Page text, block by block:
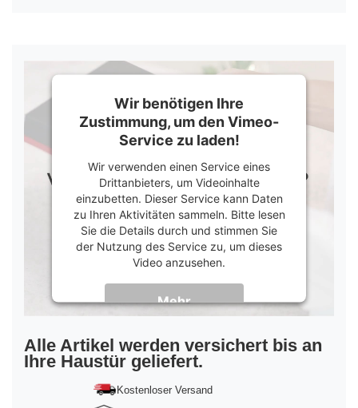
Wir benötigen Ihre
Zustimmung, um den Vimeo-
Service zu laden!
Wir verwenden einen Service eines
Drittanbieters, um Videoinhalte
einzubetten. Dieser Service kann Daten
zu Ihren Aktivitäten sammeln. Bitte lesen
Sie die Details durch und stimmen Sie
der Nutzung des Service zu, um dieses
Video anzusehen.
Mehr
Informationen
Akzeptieren
powered byUsercentrics Consent
Management Platform&Trusted Shops
Alle Artikel werden versichert bis an
Ihre Haustür geliefert.
Kostenloser Versand